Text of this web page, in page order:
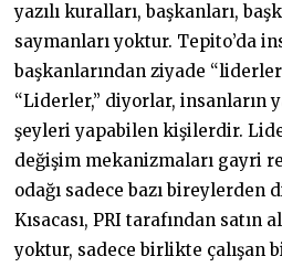
yazılı kuralları, başkanları,
saymanları yoktur. Tepito’da
başkanlarından ziyade
“Liderler,” diyorlar, insanların
şeyleri yapabilen kişilerdir.
değişim mekanizmaları gayri
odağı sadece bazı bireylerden
Kısacası, PRI tarafından satın
yoktur, sadece birlikte çalışan